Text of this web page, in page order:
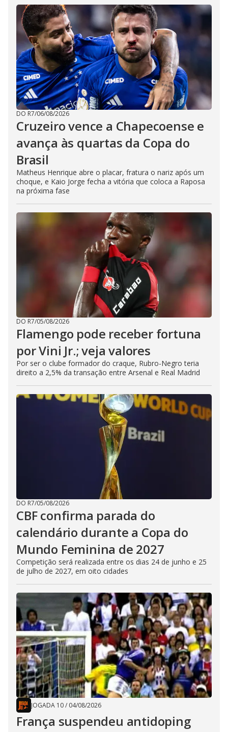
DO R7/06/08/2026
Cruzeiro vence a Chapecoense e
avança às quartas da Copa do
Brasil
Matheus Henrique abre o placar, fratura o nariz após um
choque, e Kaio Jorge fecha a vitória que coloca a Raposa
na próxima fase
DO R7/05/08/2026
Flamengo pode receber fortuna
por Vini Jr.; veja valores
Por ser o clube formador do craque, Rubro-Negro teria
direito a 2,5% da transação entre Arsenal e Real Madrid
DO R7/05/08/2026
CBF confirma parada do
calendário durante a Copa do
Mundo Feminina de 2027
Competição será realizada entre os dias 24 de junho e 25
de julho de 2027, em oito cidades
JOGADA 10/ 04/08/2026
França suspendeu antidoping